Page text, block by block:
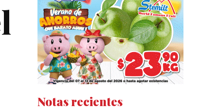
Notas recientes